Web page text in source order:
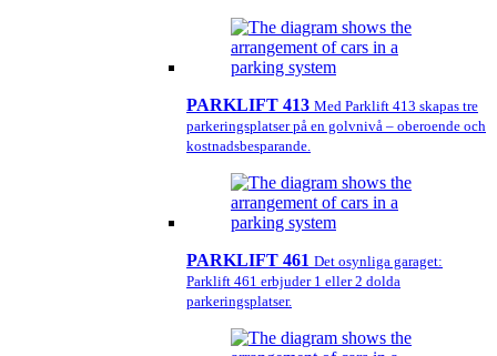
PARKLIFT 413 Med Parklift 413 skapas tre
parkeringsplatser på en golvnivå – oberoende och
kostnadsbesparande.
PARKLIFT 461 Det osynliga garaget:
Parklift 461 erbjuder 1 eller 2 dolda
parkeringsplatser.